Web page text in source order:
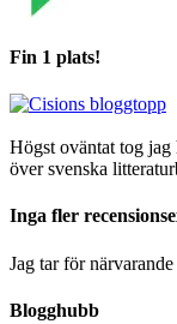
Fin 1 plats!
Högst oväntat tog jag
över svenska
Inga fler
Jag tar för
Blogghubb